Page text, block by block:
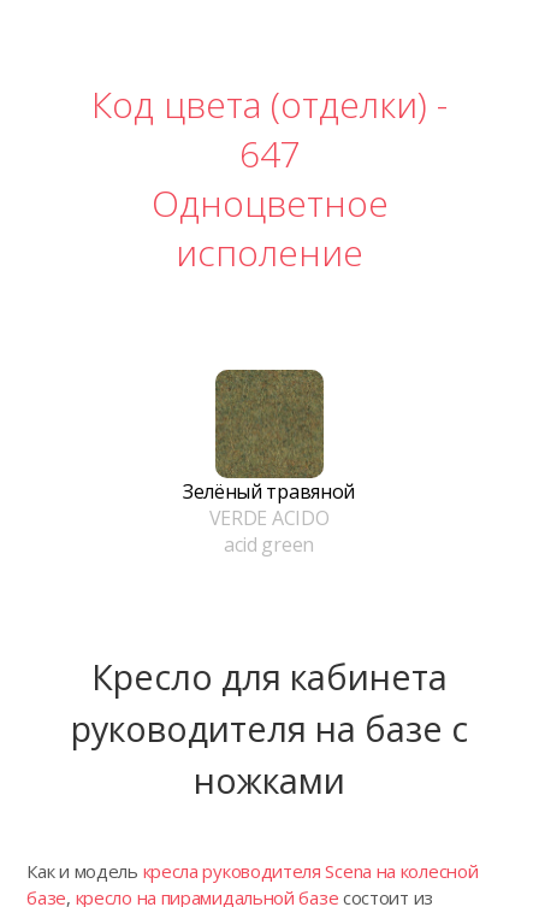
Код цвета (отделки) -
647
Одноцветное
исполение
Зелёный травяной
VERDE ACIDO
acid green
Кресло для кабинета
руководителя на базе с
ножками
Как и модель кресла руководителя Scena на колесной
базе, кресло на пирамидальной базе состоит из